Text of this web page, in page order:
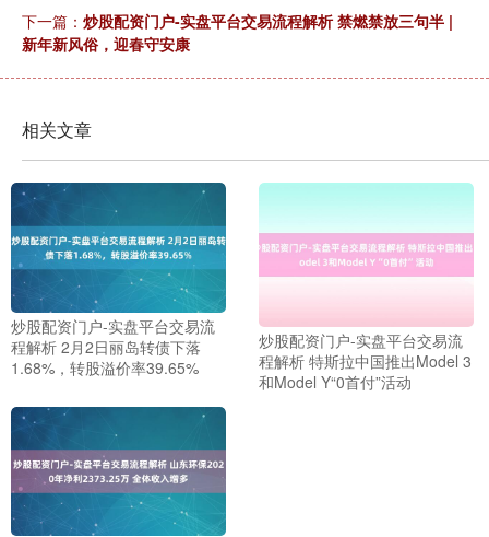
下一篇： 炒股配资门户-实盘平台交易流程解析 禁燃禁放三句半 |
新年新风俗，迎春守安康
相关文章
炒股配资门户-实盘平台交易流
程解析 2月2日丽岛转债下落
1.68%，转股溢价率39.65%
炒股配资门户-实盘平台交易流
程解析 特斯拉中国推出Model 3
和Model Y“0首付”活动